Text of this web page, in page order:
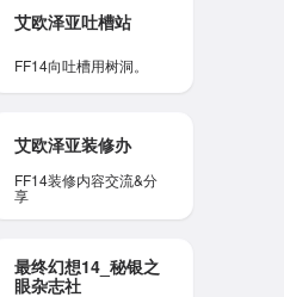
艾欧泽亚吐槽站
FF14向吐槽用树洞。
艾欧泽亚装修办
FF14装修内容交流&分
享
最终幻想14_秘银之
眼杂志社